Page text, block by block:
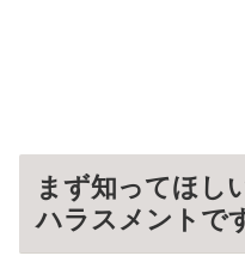
まず知ってほし
ハラスメントで